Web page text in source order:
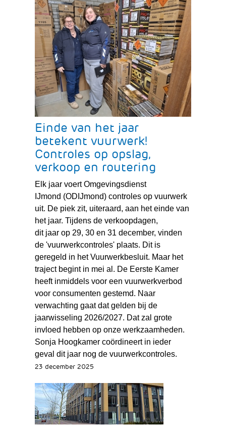
Einde van het jaar
betekent vuurwerk!
Controles op opslag,
verkoop en routering
Elk jaar voert Omgevingsdienst
IJmond (ODIJmond) controles op vuurwerk
uit. De piek zit, uiteraard, aan het einde van
het jaar. Tijdens de verkoopdagen,
dit jaar op 29, 30 en 31 december, vinden
de 'vuurwerkcontroles' plaats. Dit is
geregeld in het Vuurwerkbesluit. Maar het
traject begint in mei al. De Eerste Kamer
heeft inmiddels voor een vuurwerkverbod
voor consumenten gestemd. Naar
verwachting gaat dat gelden bij de
jaarwisseling 2026/2027. Dat zal grote
invloed hebben op onze werkzaamheden.
Sonja Hoogkamer coördineert in ieder
geval dit jaar nog de vuurwerkcontroles.
23 december 2025